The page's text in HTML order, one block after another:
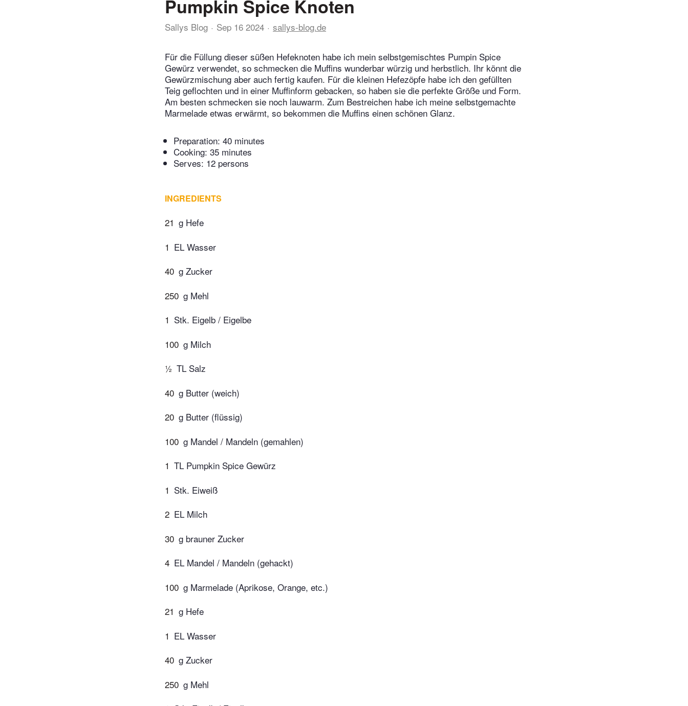
Pumpkin Spice Knoten
Sallys Blog Sep 16 2024 sallys-blog.de
Für die Füllung dieser süßen Hefeknoten habe ich mein selbstgemischtes Pumpin Spice
Gewürz verwendet, so schmecken die Muffins wunderbar würzig und herbstlich. Ihr könnt die
Gewürzmischung aber auch fertig kaufen. Für die kleinen Hefezöpfe habe ich den gefüllten
Teig geflochten und in einer Muffinform gebacken, so haben sie die perfekte Größe und Form.
Am besten schmecken sie noch lauwarm. Zum Bestreichen habe ich meine selbstgemachte
Marmelade etwas erwärmt, so bekommen die Muffins einen schönen Glanz.
Preparation: 40 minutes
Cooking: 35 minutes
Serves: 12 persons
INGREDIENTS
21 g Hefe
1 EL Wasser
40 g Zucker
250 g Mehl
1 Stk. Eigelb / Eigelbe
100 g Milch
½ TL Salz
40 g Butter (weich)
20 g Butter (flüssig)
100 g Mandel / Mandeln (gemahlen)
1 TL Pumpkin Spice Gewürz
1 Stk. Eiweiß
2 EL Milch
30 g brauner Zucker
4 EL Mandel / Mandeln (gehackt)
100 g Marmelade (Aprikose, Orange, etc.)
21 g Hefe
1 EL Wasser
40 g Zucker
250 g Mehl